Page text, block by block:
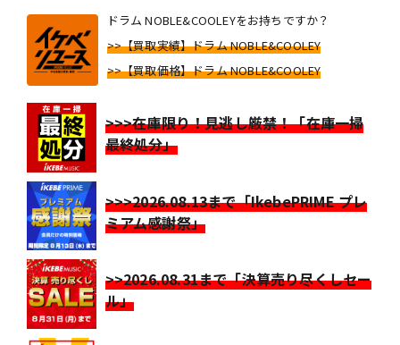
ドラム NOBLE&COOLEYをお持ちですか？
>>【買取実績】ドラム NOBLE&COOLEY
>>【買取価格】ドラム NOBLE&COOLEY
>>>在庫限り！見逃し厳禁！「在庫一掃
最終処分」
>>>2026.08.13まで「IkebePRIME プレ
ミアム感謝祭」
>>2026.08.31まで「決算売り尽くしセー
ル」